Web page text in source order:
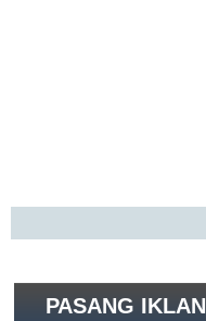
PASANG IKLAN